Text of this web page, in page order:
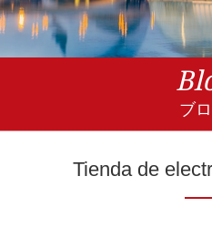
ブ
Tienda de